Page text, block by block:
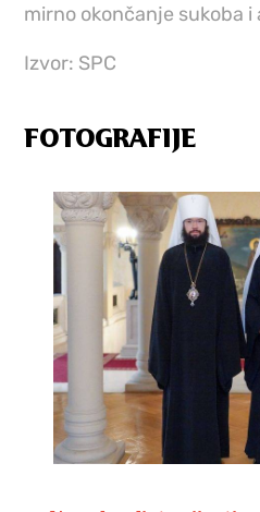
mirno okončanje sukoba
Izvor: SPC
FOTOGRAFIJE